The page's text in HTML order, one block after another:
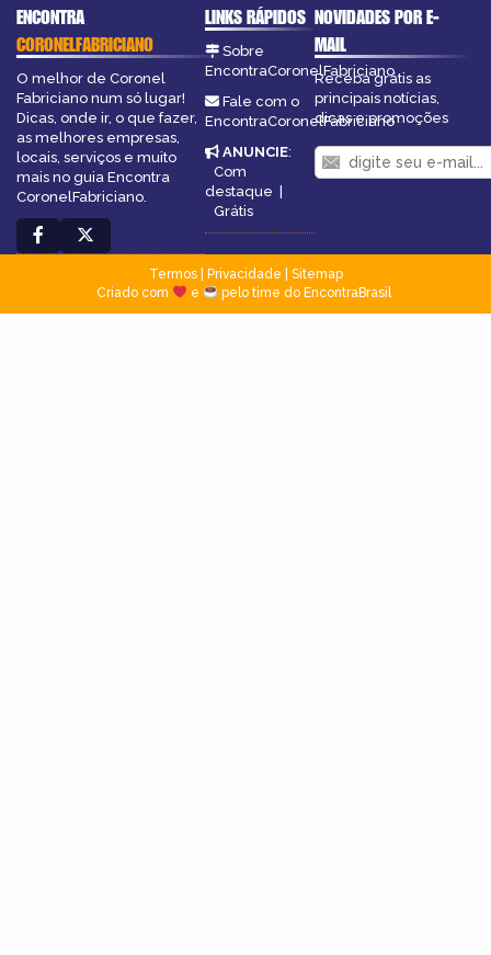
ENCONTRA
CORONELFABRICIANO
O melhor de Coronel
Fabriciano num só lugar!
Dicas, onde ir, o que fazer,
as melhores empresas,
locais, serviços e muito
mais no guia Encontra
CoronelFabriciano.
LINKS RÁPIDOS
Sobre
EncontraCoronelFabriciano
Fale com o
EncontraCoronelFabriciano
ANUNCIE:
Com
destaque |
Grátis
NOVIDADES POR E-
MAIL
Receba grátis as
principais notícias,
dicas e promoções
Termos| Privacidade
Sitemap
Criado com
e pelo time do EncontraBrasil